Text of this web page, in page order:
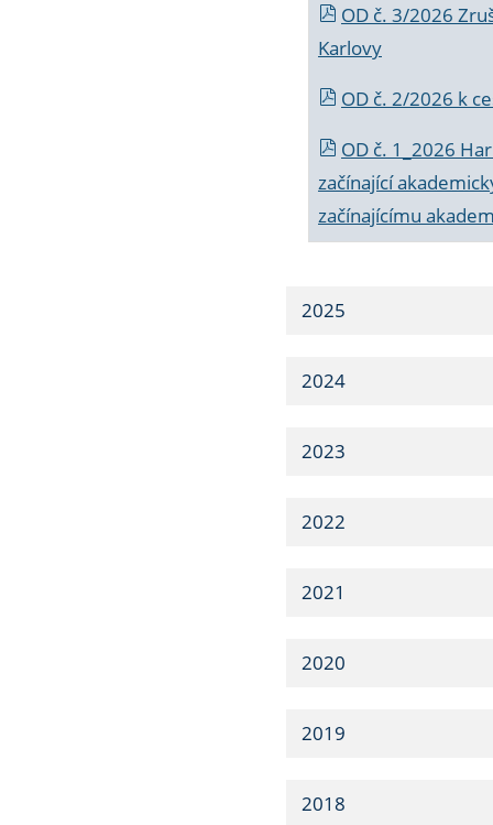
OD č. 3/2026
Karlovy
OD č. 2/2026 k
OD č. 1_2026
začínající
začínajícímu
2025
2024
2023
2022
2021
2020
2019
2018